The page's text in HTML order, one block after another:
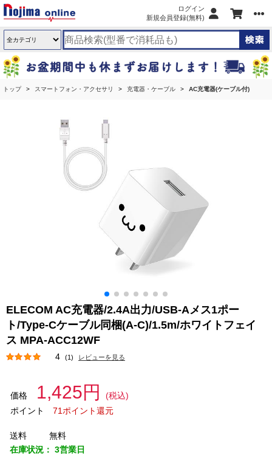
ログイン
新規会員登録(無料)
トップ スマートフォン・アクセサリ 充電器・ケーブル AC充電器(ケーブル付)
ELECOM AC充電器/2.4A出力/USB-Aメス1ポー
ト/Type-Cケーブル同梱(A-C)/1.5m/ホワイトフェイ
ス MPA-ACC12WF
4 (1) レビューを見る
価格 1,425円
(税込)
ポイント
71ポイント還元
送料
無料
在庫状況： 3営業日